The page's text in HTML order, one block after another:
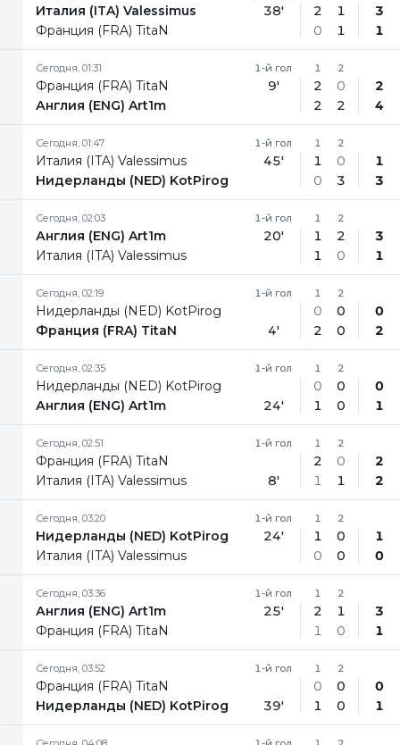
Италия (ITA) Valessimus
Франция (FRA) TitaN
38'
2
0
1
1
3
1
Сегодня, 01:31
Франция (FRA) TitaN
Англия (ENG) Art1m
1-й гол
9'
1
2
2
2
0
2
2
4
Сегодня, 01:47
Италия (ITA) Valessimus
Нидерланды (NED) KotPirog
1-й гол
45'
1
1
0
2
0
3
1
3
Сегодня, 02:03
Англия (ENG) Art1m
Италия (ITA) Valessimus
1-й гол
20'
1
1
1
2
2
0
3
1
Сегодня, 02:19
Нидерланды (NED) KotPirog
Франция (FRA) TitaN
1-й гол
4'
1
0
2
2
0
0
0
2
Сегодня, 02:35
Нидерланды (NED) KotPirog
Англия (ENG) Art1m
1-й гол
24'
1
0
1
2
0
0
0
1
Сегодня, 02:51
Франция (FRA) TitaN
Италия (ITA) Valessimus
1-й гол
8'
1
2
1
2
0
1
2
2
Сегодня, 03:20
Нидерланды (NED) KotPirog
Италия (ITA) Valessimus
1-й гол
24'
1
1
0
2
0
0
1
0
Сегодня, 03:36
Англия (ENG) Art1m
Франция (FRA) TitaN
1-й гол
25'
1
2
1
2
1
0
3
1
Сегодня, 03:52
Франция (FRA) TitaN
Нидерланды (NED) KotPirog
1-й гол
39'
1
0
1
2
0
0
0
1